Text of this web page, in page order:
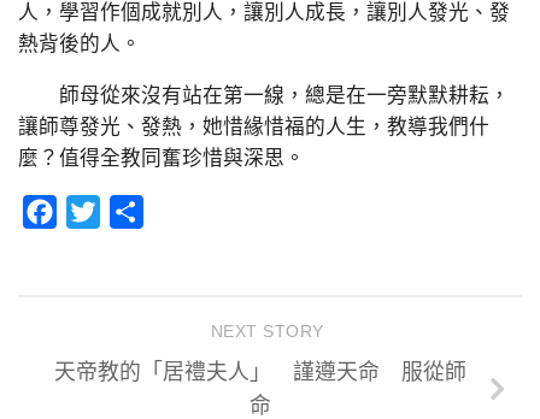
人，學習作個成就別人，讓別人成長，讓別人發光、發
熱背後的人。
師母從來沒有站在第一線，總是在一旁默默耕耘，
讓師尊發光、發熱，她惜緣惜福的人生，教導我們什
麼？值得全教同奮珍惜與深思。
Facebook
Twitter
NEXT STORY
天帝教的「居禮夫人」 謹遵天命 服從師
命